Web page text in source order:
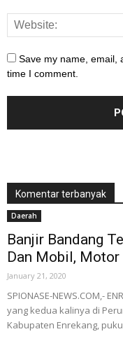
Save my name, email,
time I comment.
Komentar terbanyak
Daerah
Banjir Bandang
Dan Mobil, Motor
January 21, 2020
SPIONASE-NEWS.COM,-
yang kedua kalinya di
Kabupaten Enrekang,